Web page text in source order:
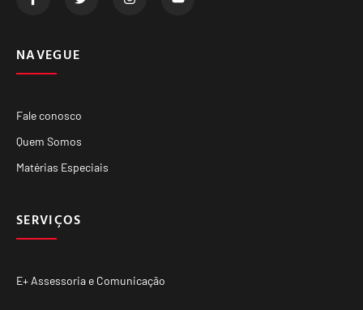
NAVEGUE
Fale conosco
Quem Somos
Matérias Especiais
SERVIÇOS
E+ Assessoria e Comunicação